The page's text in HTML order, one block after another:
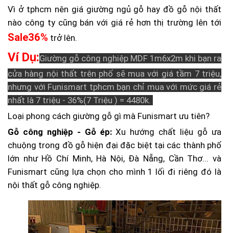
Vì ở tphcm nên giá giường ngủ gỗ hay đồ gỗ nội thất
nào công ty cũng bán với giá rẻ hơn thị trường lên tới
Sale36% trở lên.
Ví Dụ:Giường gỗ công nghiệp MDF 1m6x2m khi bạn ra
cửa hàng nội thất trên phố sẽ mua với giá tầm 7 triệu,
nhưng với Funismart tphcm bạn chỉ mua với mức giá rẻ
nhất là 7 triệu - 36%(7 Triệu ) = 4480k.
Loại phong cách giường gỗ gì mà Funismart ưu tiên?
Gỗ công nghiệp - Gỗ ép:Xu hướng chất liệu gỗ ưa
chuộng trong đồ gỗ hiện đại đặc biệt tại các thành phố
lớn như Hồ Chí Minh, Hà Nội, Đà Nẵng, Cần Thơ... và
Funismart cũng lựa chọn cho mình 1 lối đi riêng đó là
nội thất gỗ công nghiệp.